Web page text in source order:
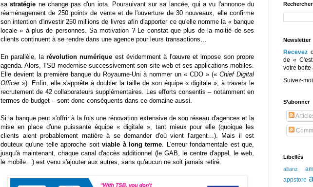
sastratégie ne change pas d'un iota. Poursuivant sur sa lancée, qui a vu l'annonce du
réaménagement de 250 points de vente et de l'ouverture de 30 nouveaux, elle confirme
son intention d'investir 250 millions de livres afin d'apporter ce qu'elle nomme la « banque
locale » à plus de personnes. Sa motivation ? Le constat que plus de la moitié de ses
clients continuent à se rendre dans une agence pour leurs transactions…
En parallèle, la révolution numérique est évidemment à l'œuvre et impose son propre
agenda. Alors, TSB modernise successivement son site web et ses applications mobiles.
Elle devient la première banque du Royaume-Uni à nommer un « CDO » (« Chief Digital
Officer»). Enfin, elle s'apprête à doubler la taille de son équipe « digitale », à travers le
recrutement de 42 collaborateurs supplémentaires. Les efforts consentis – notamment en
termes de budget – sont donc conséquents dans ce domaine aussi.
Si la banque peut s'offrir à la fois une rénovation extensive de son réseau d'agences et la
mise en place d'une puissante équipe « digitale », tant mieux pour elle (quoique les
clients aient probablement matière à se demander d'où vient l'argent…). Mais il est
douteux qu'une telle approche soitviable à long terme. L'erreur fondamentale est que,
jusqu'à maintenant, chaque canal d'accès additionnel (le GAB, le centre d'appel, le web,
le mobile…) est venu s'ajouter aux autres, sans qu'aucun ne soit jamais retiré.
Rechercher
Newsletter
Recevez
de «
votre boîte
Suivez-
S’abonner
Libellés
allianz
appstore